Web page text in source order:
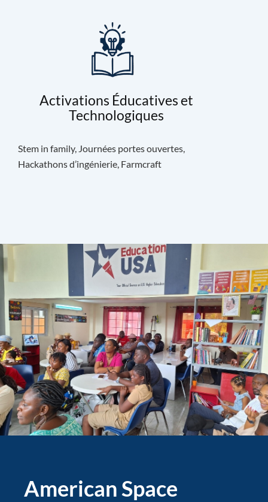
Activations Éducatives et
Technologiques
Stem in family, Journées portes ouvertes,
Hackathons d’ingénierie, Farmcraft
American Space